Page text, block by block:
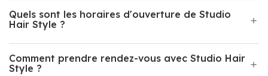
Quels sont les horaires d'ouverture de Studio
Hair Style ?
Comment prendre rendez-vous avec Studio Hair
Style ?